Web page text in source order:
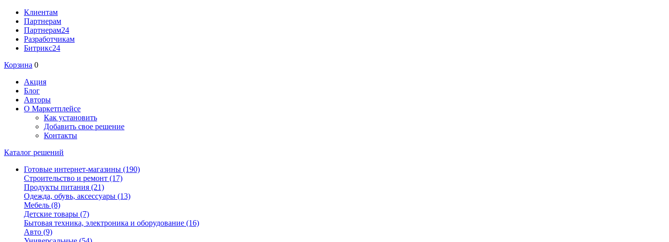
Клиентам
Партнерам
Партнерам24
Разработчикам
Битрикс24
Корзина 0
Акция
Блог
Авторы
О Маркетплейсе
Как установить
Добавить свое решение
Контакты
Каталог решений
Готовые интернет-магазины (190)
Строительство и ремонт (17)
Продукты питания (21)
Одежда, обувь, аксессуары (13)
Мебель (8)
Детские товары (7)
Бытовая техника, электроника и оборудование (16)
Авто (9)